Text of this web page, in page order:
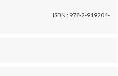
ISBN : 978-2-919204-